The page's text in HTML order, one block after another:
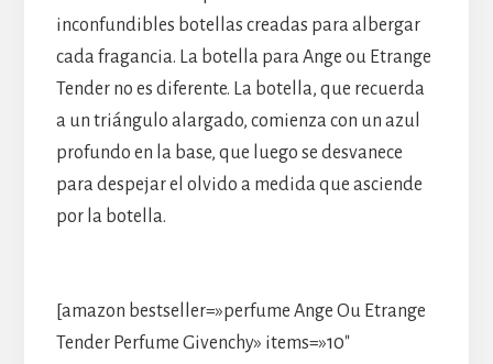
inconfundibles botellas creadas para albergar
cada fragancia. La botella para Ange ou Etrange
Tender no es diferente. La botella, que recuerda
a un triángulo alargado, comienza con un azul
profundo en la base, que luego se desvanece
para despejar el olvido a medida que asciende
por la botella.
[amazon bestseller=»perfume Ange Ou Etrange
Tender Perfume Givenchy» items=»10″